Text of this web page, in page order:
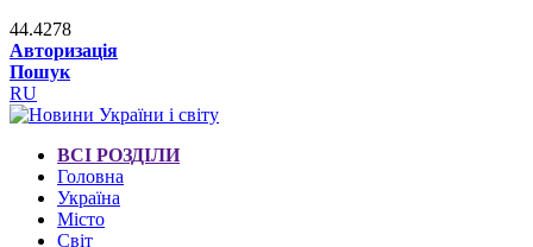
44.4278
Авторизація
Пошук
RU
ВСІ РОЗДІЛИ
Головна
Україна
Місто
Світ